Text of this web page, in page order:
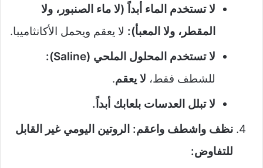
لا تستخدم الماء أبداً (لا ماء الصنبور، ولا
المقطر، ولا المعبأ): لا يعقم ويحمل الأكانثاميبا.
لا تستخدم المحلول الملحي (Saline):
للشطف فقط، لا يعقم.
لا تبلل العدسات بلعابك أبداً.
نظف واشطف واعقم: الروتين اليومي غير القابل
للتفاوض: